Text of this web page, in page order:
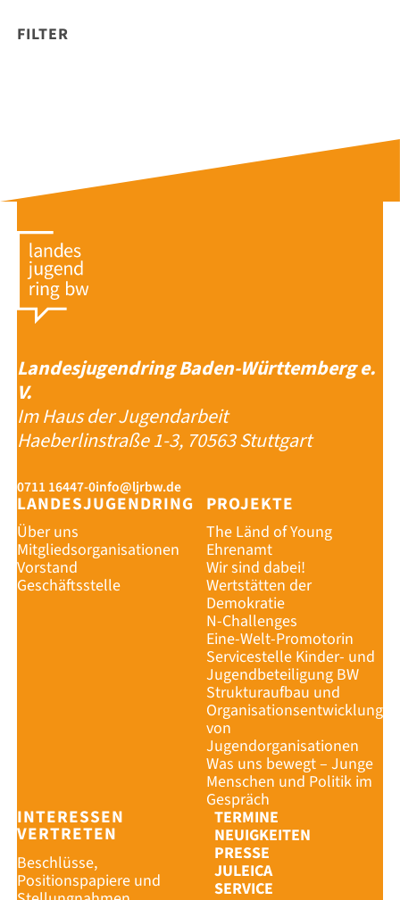
FILTER
Landesjugendring Baden-Württemberg e.
V.
Im Haus der Jugendarbeit
Haeberlinstraße 1-3, 70563 Stuttgart
0711 16447-0info@ljrbw.de
LANDESJUGENDRING
Über uns
Mitgliedsorganisationen
Vorstand
Geschäftsstelle
PROJEKTE
The Länd of Young
Ehrenamt
Wir sind dabei!
Wertstätten der
Demokratie
N-Challenges
Eine-Welt-Promotorin
Servicestelle Kinder- und
Jugendbeteiligung BW
Strukturaufbau und
Organisationsentwicklung
von
Jugendorganisationen
Was uns bewegt – Junge
Menschen und Politik im
Gespräch
INTERESSEN
VERTRETEN
Beschlüsse,
Positionspapiere und
TERMINE
NEUIGKEITEN
PRESSE
JULEICA
SERVICE